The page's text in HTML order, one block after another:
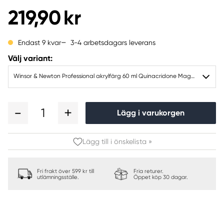
219,90 kr
Endast 9 kvar 3-4 arbetsdagars leverans
Välj variant:
Winsor & Newton Professional akrylfärg 60 ml Quinacridone Magenta 545
1 Lägg i varukorgen
Lägg till i önskelista »
Fri frakt över 599 kr till
utlämningsställe.
Fria returer.
Öppet köp 30 dagar.